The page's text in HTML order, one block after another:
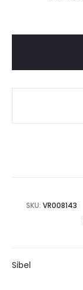
SKU: VR008143
Sibel